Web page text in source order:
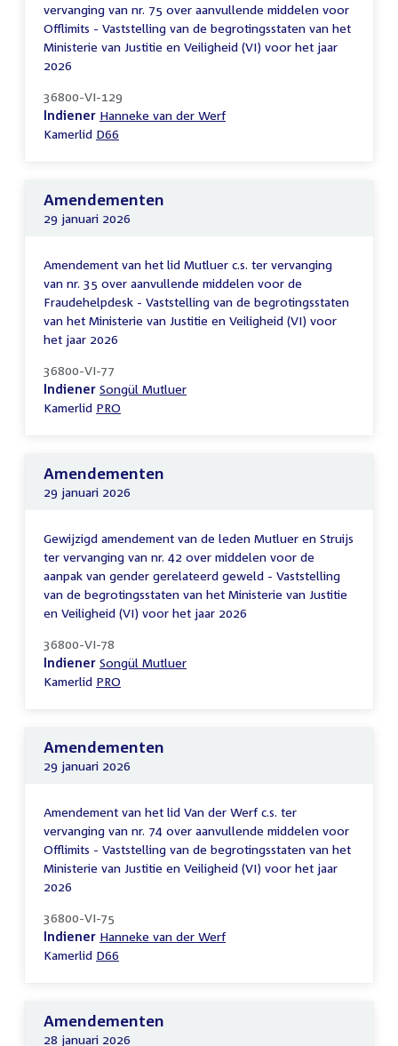
vervanging van nr. 75 over aanvullende middelen voor
Offlimits - Vaststelling van de begrotingsstaten van het
Ministerie van Justitie en Veiligheid (VI) voor het jaar
2026
36800-VI-129
Indiener Hanneke van der Werf
Kamerlid D66
Amendementen
29 januari 2026
Amendement van het lid Mutluer c.s. ter vervanging
van nr. 35 over aanvullende middelen voor de
Fraudehelpdesk - Vaststelling van de begrotingsstaten
van het Ministerie van Justitie en Veiligheid (VI) voor
het jaar 2026
36800-VI-77
Indiener Songül Mutluer
Kamerlid PRO
Amendementen
29 januari 2026
Gewijzigd amendement van de leden Mutluer en Struijs
ter vervanging van nr. 42 over middelen voor de
aanpak van gender gerelateerd geweld - Vaststelling
van de begrotingsstaten van het Ministerie van Justitie
en Veiligheid (VI) voor het jaar 2026
36800-VI-78
Indiener Songül Mutluer
Kamerlid PRO
Amendementen
29 januari 2026
Amendement van het lid Van der Werf c.s. ter
vervanging van nr. 74 over aanvullende middelen voor
Offlimits - Vaststelling van de begrotingsstaten van het
Ministerie van Justitie en Veiligheid (VI) voor het jaar
2026
36800-VI-75
Indiener Hanneke van der Werf
Kamerlid D66
Amendementen
28 januari 2026